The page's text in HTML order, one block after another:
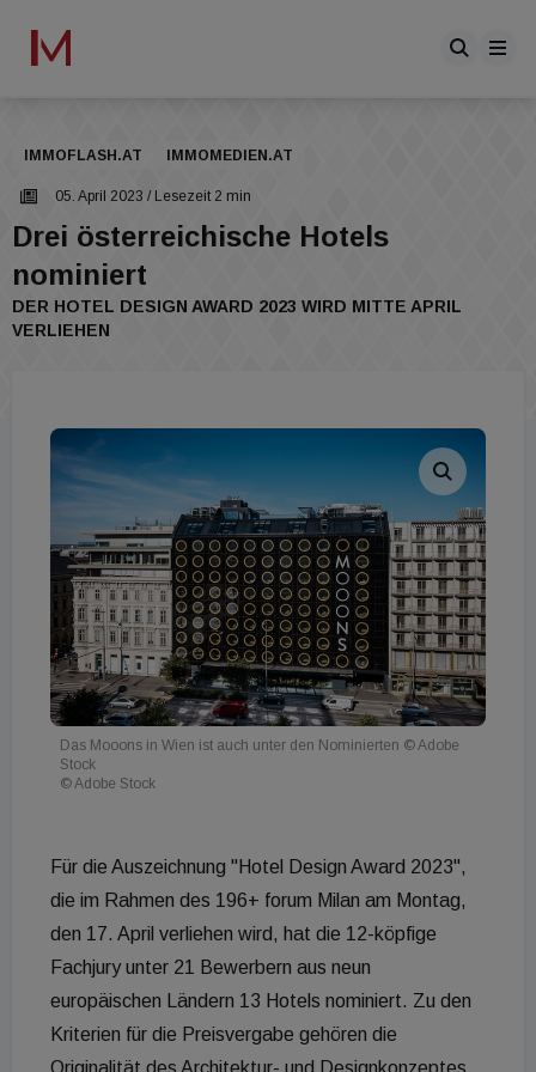
IMMOFLASH.AT IMMOMEDIEN.AT
05. April 2023 / Lesezeit 2 min
Drei österreichische Hotels
nominiert
DER HOTEL DESIGN AWARD 2023 WIRD MITTE APRIL
VERLIEHEN
Das Mooons in Wien ist auch unter den Nominierten © Adobe
Stock
© Adobe Stock
Für die Auszeichnung "Hotel Design Award 2023",
die im Rahmen des 196+ forum Milan am Montag,
den 17. April verliehen wird, hat die 12-köpfige
Fachjury unter 21 Bewerbern aus neun
europäischen Ländern 13 Hotels nominiert. Zu den
Kriterien für die Preisvergabe gehören die